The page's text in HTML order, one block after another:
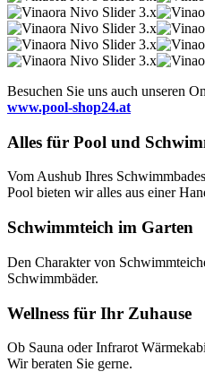
Besuchen Sie uns auch unseren
www.pool-shop24.at
Alles für Pool und
Vom Aushub Ihres
Pool bieten wir alles aus einer
Schwimmteich im Garten
Den Charakter von
Schwimmbäder.
Wellness für Ihr Zuhause
Ob Sauna oder Infrarot
Wir beraten Sie gerne.